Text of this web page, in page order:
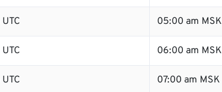
05:00 am MSK
06:00 am MSK
07:00 am MSK